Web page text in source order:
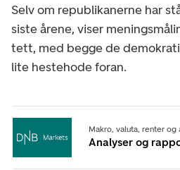
Selv om republikanerne har
siste årene, viser
tett, med begge de
lite hestehode foran.
Makro, valuta, renter og
Analyser og